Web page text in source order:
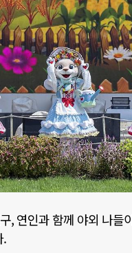
,연인과 함께 야외 나들
.